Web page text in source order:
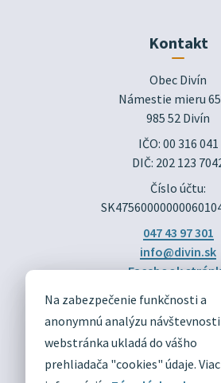
Na zabezpečenie funkčnosti a
anonymnú analýzu
webstránka ukladá do vášho
prehliadača "cookies" údaje. Viac
DIVÍN
OFICIÁLNE
Technický prevádzkovateľ:
Kontakt
Obec Divín
Námestie mieru
985 52 Divín
IČO: 00 316 041
DIČ: 202 123
Číslo účtu:
047 43 97 301
info@divin.sk
Facebook